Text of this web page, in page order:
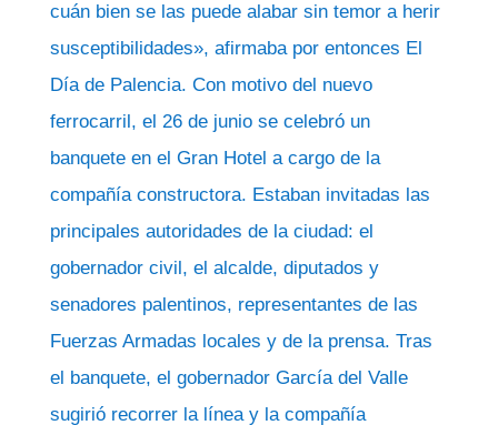
cuán bien se las puede alabar sin temor a herir
susceptibilidades», afirmaba por entonces El
Día de Palencia. Con motivo del nuevo
ferrocarril, el 26 de junio se celebró un
banquete en el Gran Hotel a cargo de la
compañía constructora. Estaban invitadas las
principales autoridades de la ciudad: el
gobernador civil, el alcalde, diputados y
senadores palentinos, representantes de las
Fuerzas Armadas locales y de la prensa. Tras
el banquete, el gobernador García del Valle
sugirió recorrer la línea y la compañía